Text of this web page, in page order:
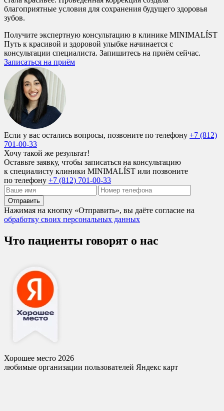
благоприятные условия для сохранения будущего здоровья
зубов.
Получите экспертную консультацию в клинике MINIMALÍST
Путь к красивой и здоровой улыбке начинается с
консультации специалиста. Запишитесь на приём сейчас.
Записаться на приём
Если у вас остались вопросы, позвоните по телефону +7 (812)
701-00-33
Хочу такой же результат!
Оставьте заявку, чтобы записаться на консультацию
к специалисту клиники MINIMALÍST или позвоните
по телефону +7 (812) 701-00-33
Отправить
Нажимая на кнопку «Отправить», вы даёте согласие на
обработку своих персональных данных
Что пациенты говорят о нас
Хорошее место 2026
любимые организации пользователей Яндекс карт